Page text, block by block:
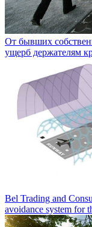
От бывших
ущерб держателям
Bel Trading and
avoidance system for